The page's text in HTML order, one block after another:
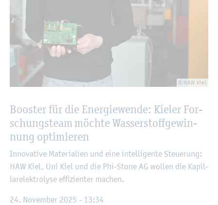
© HAW Kiel
Boos­ter für die En­er­gie­wen­de: Kie­ler For­
schungs­team möch­te Was­ser­stoff­ge­win­
nung op­ti­mie­ren
In­no­va­ti­ve Ma­te­ria­li­en und eine in­tel­li­gen­te Steue­rung:
HAW Kiel, Uni Kiel und die Phi-Stone AG wol­len die Ka­pil­
lar­elek­tro­ly­se ef­fi­zi­en­ter ma­chen.
24. No­vem­ber 2025 - 13:34